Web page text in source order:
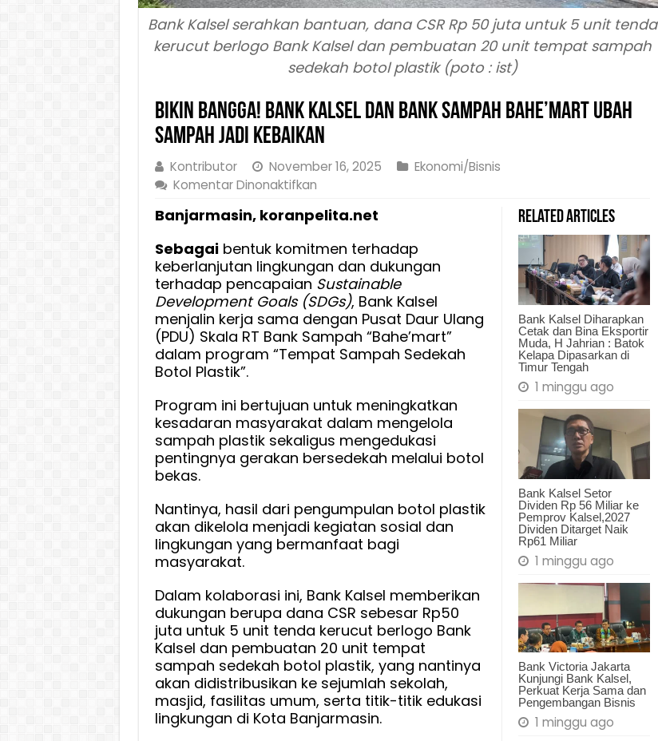
Bank Kalsel serahkan bantuan, dana CSR Rp 50 juta untuk 5 unit tenda
kerucut berlogo Bank Kalsel dan pembuatan 20 unit tempat sampah
sedekah botol plastik (poto : ist)
Bikin Bangga! Bank Kalsel dan Bank Sampah Bahe’mart Ubah
Sampah Jadi Kebaikan
Kontributor November 16, 2025
Ekonomi/Bisnis
Komentar Dinonaktifkanpada
Bangga!
Kalsel
dan
Bank
Sampah
Bahe’mart
Ubah
Kebaikan
Related Articles
Bank Kalsel Diharapkan
Cetak dan Bina Eksportir
Muda, H Jahrian : Batok
Kelapa Dipasarkan di
Timur Tengah
1 minggu ago
Bank Kalsel Setor
Dividen Rp 56 Miliar ke
Pemprov Kalsel,2027
Dividen Ditarget Naik
Rp61 Miliar
1 minggu ago
Bank Victoria Jakarta
Kunjungi Bank Kalsel,
Perkuat Kerja Sama dan
Pengembangan Bisnis
1 minggu ago
Banjarmasin, koranpelita.net
Sebagaibentuk komitmen terhadap
keberlanjutan lingkungan dan dukungan
terhadap pencapaian Sustainable
Development Goals (SDGs), Bank Kalsel
menjalin kerja sama dengan Pusat Daur Ulang
(PDU) Skala RT Bank Sampah “Bahe’mart”
dalam program “Tempat Sampah Sedekah
Botol Plastik”.
Program ini bertujuan untuk meningkatkan
kesadaran masyarakat dalam mengelola
sampah plastik sekaligus mengedukasi
pentingnya gerakan bersedekah melalui botol
bekas.
Nantinya, hasil dari pengumpulan botol plastik
akan dikelola menjadi kegiatan sosial dan
lingkungan yang bermanfaat bagi
masyarakat.
Dalam kolaborasi ini, Bank Kalsel memberikan
dukungan berupa dana CSR sebesar Rp50
juta untuk 5 unit tenda kerucut berlogo Bank
Kalsel dan pembuatan 20 unit tempat
sampah sedekah botol plastik, yang nantinya
akan didistribusikan ke sejumlah sekolah,
masjid, fasilitas umum, serta titik-titik edukasi
lingkungan di Kota Banjarmasin.